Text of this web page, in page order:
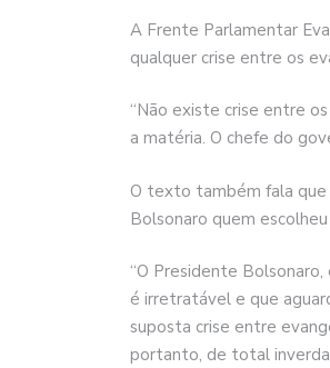
A Frente Parlamentar
qualquer crise entre os
“Não existe crise entre
a matéria. O chefe do
O texto também fala que
Bolsonaro quem
“O Presidente
é irretratável e que
suposta crise entre
portanto, de total